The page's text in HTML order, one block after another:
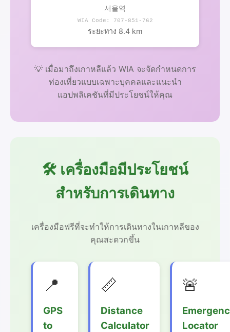
서울역
WIA Code: 707-851-762
ระยะทาง 8.4 km
💡 เมื่อมาถึงเกาหลีแล้ว WIA จะจัดกำหนดการ
ท่องเที่ยวแบบเฉพาะบุคคลและแนะนำ
แอปพลิเคชันที่มีประโยชน์ให้คุณ
🛠️ เครื่องมือมีประโยชน์
สำหรับการเดินทาง
เครื่องมือฟรีที่จะทำให้การเดินทางในเกาหลีของ
คุณสะดวกขึ้น
📍
GPS
to
📏
Distance
Calculator
🚨
Locator